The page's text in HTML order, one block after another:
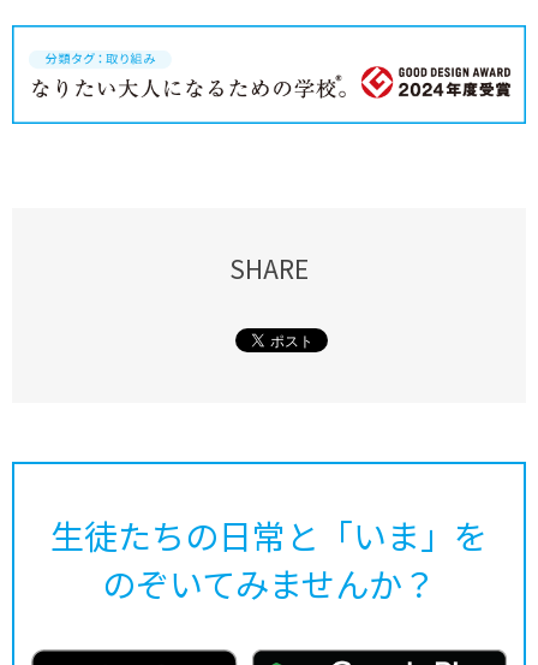
SHARE
生徒たちの日常と「いま」を
のぞいてみませんか？